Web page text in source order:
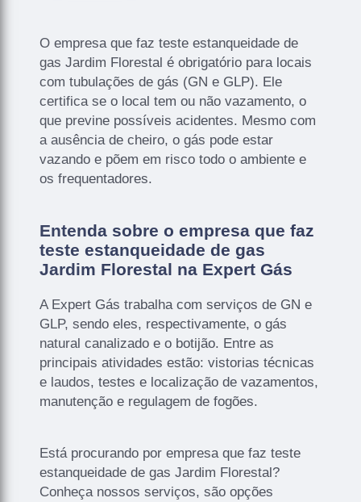
O empresa que faz teste estanqueidade de
gas Jardim Florestal é obrigatório para locais
com tubulações de gás (GN e GLP). Ele
certifica se o local tem ou não vazamento, o
que previne possíveis acidentes. Mesmo com
a ausência de cheiro, o gás pode estar
vazando e põem em risco todo o ambiente e
os frequentadores.
Entenda sobre o empresa que faz
teste estanqueidade de gas
Jardim Florestal na Expert Gás
A Expert Gás trabalha com serviços de GN e
GLP, sendo eles, respectivamente, o gás
natural canalizado e o botijão. Entre as
principais atividades estão: vistorias técnicas
e laudos, testes e localização de vazamentos,
manutenção e regulagem de fogões.
Está procurando por empresa que faz teste
estanqueidade de gas Jardim Florestal?
Conheça nossos serviços, são opções